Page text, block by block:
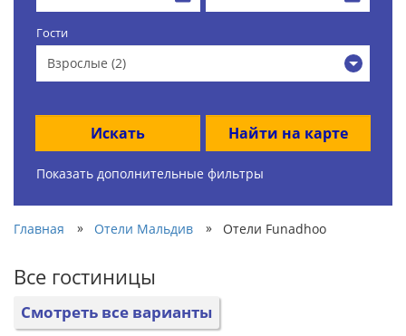
Гости
Взрослые (2)
Искать Найти на карте
Показать дополнительные фильтры
Главная » Отели Мальдив » Отели Funadhoo
Все гостиницы
Смотреть все варианты